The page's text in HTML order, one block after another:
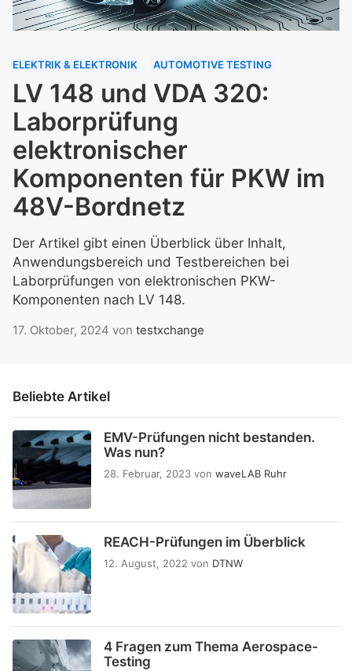
ELEKTRIK & ELEKTRONIK AUTOMOTIVE TESTING
LV 148 und VDA 320:
Laborprüfung
elektronischer
Komponenten für PKW im
48V-Bordnetz
Der Artikel gibt einen Überblick über Inhalt,
Anwendungsbereich und Testbereichen bei
Laborprüfungen von elektronischen PKW-
Komponenten nach LV 148.
17. Oktober, 2024 von testxchange
Beliebte Artikel
EMV-Prüfungen nicht bestanden.
Was nun?
28. Februar, 2023 von waveLAB Ruhr
REACH-Prüfungen im Überblick
12. August, 2022 von DTNW
4 Fragen zum Thema Aerospace-
Testing